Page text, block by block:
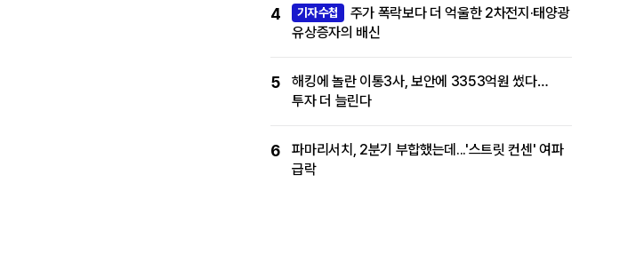
4 기자수첩
주가 폭락보다 더 억울한 2차전지·태양광
유상증자의 배신
5
해킹에 놀란 이통3사, 보안에 3353억원 썼다…
투자 더 늘린다
6
파마리서치, 2분기 부합했는데...'스트릿 컨센' 여파
급락